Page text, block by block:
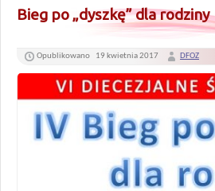
Bieg po „dyszkę” dla rodziny
Opublikowano 19 kwietnia 2017 DFOZ